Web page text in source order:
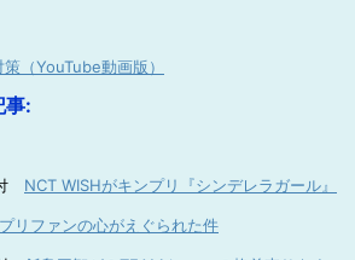
（YouTube動画版）
事:
NCT WISHがキンプリ『シンデレラガール』
リファンの心がえぐられた件